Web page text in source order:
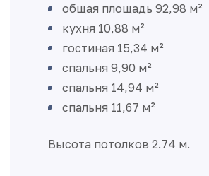
общая площадь 92,98 м²
кухня 10,88 м²
гостиная 15,34 м²
спальня 9,90 м²
спальня 14,94 м²
спальня 11,67 м²
Высота потолков 2.74 м.